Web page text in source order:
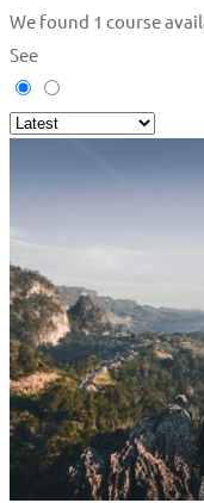
We found 1 course
See